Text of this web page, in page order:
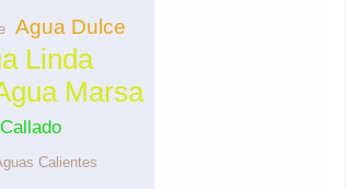
Agua Dulce
Linda
Marsa
Calientes